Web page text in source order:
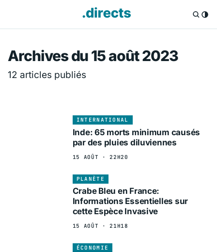
Directs.fr —
Archives du 15 août 2023
12 articles publiés
INTERNATIONAL
Inde: 65 morts minimum causés
par des pluies diluviennes
15 AOÛT · 22H20
PLANÈTE
Crabe Bleu en France:
Informations Essentielles sur
cette Espèce Invasive
15 AOÛT · 21H18
ÉCONOMIE